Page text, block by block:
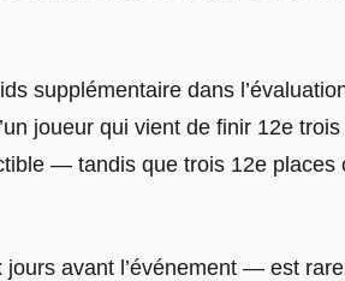
supplémentaire dans
joueur qui vient de finir 12e
— tandis que trois 12e
avant l’événement — est